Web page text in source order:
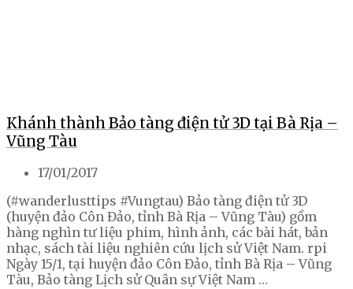
Khánh thành Bảo tàng điện tử 3D tại Bà Rịa –
Vũng Tàu
17/01/2017
(#wanderlusttips #Vungtau) Bảo tàng điện tử 3D
(huyện đảo Côn Đảo, tỉnh Bà Rịa – Vũng Tàu) gồm
hàng nghìn tư liệu phim, hình ảnh, các bài hát, bản
nhạc, sách tài liệu nghiên cứu lịch sử Việt Nam. rpi
Ngày 15/1, tại huyện đảo Côn Đảo, tỉnh Bà Rịa – Vũng
Tàu, Bảo tàng Lịch sử Quân sự Việt Nam …